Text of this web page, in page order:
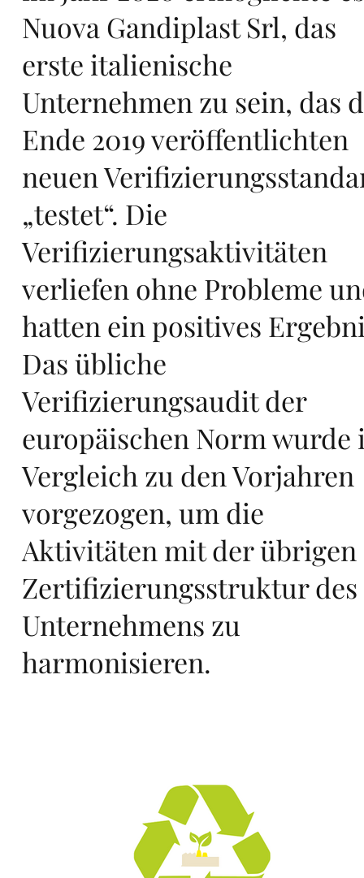
Nuova Gandiplast Srl, das
erste italienische
Unternehmen zu sein, das
Ende 2019 veröffentlichten
neuen
„testet“. Die
Verifizierungsaktivitäten
verliefen ohne Probleme
hatten ein positives
Das übliche
Verifizierungsaudit der
europäischen Norm wurde
Vergleich zu den Vorjahren
vorgezogen, um die
Aktivitäten mit der übrigen
Zertifizierungsstruktur des
Unternehmens zu
harmonisieren.
ro
pa,
ini
zia
e